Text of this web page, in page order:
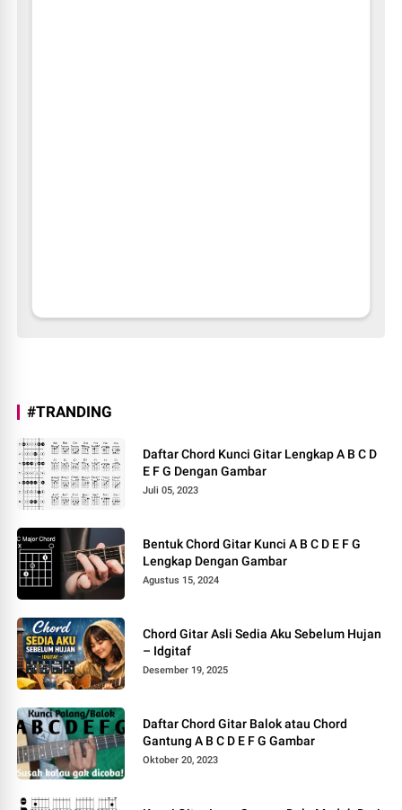
#TRANDING
Daftar Chord Kunci Gitar Lengkap A B C D
E F G Dengan Gambar
Juli 05, 2023
Bentuk Chord Gitar Kunci A B C D E F G
Lengkap Dengan Gambar
Agustus 15, 2024
Chord Gitar Asli Sedia Aku Sebelum Hujan
– Idgitaf
Desember 19, 2025
Daftar Chord Gitar Balok atau Chord
Gantung A B C D E F G Gambar
Oktober 20, 2023